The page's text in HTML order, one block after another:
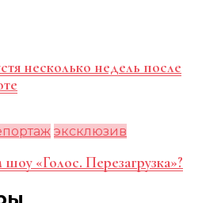
несколько недель после
эксклюзив
«Голос. Перезагрузка»?